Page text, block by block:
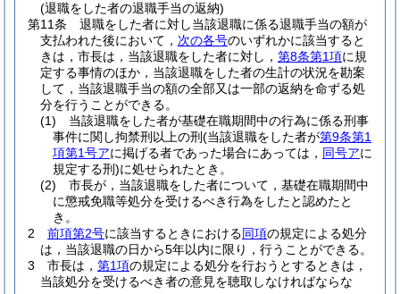
(退職をした者の退職手当の返納)
第11条
退職をした者に対し当該退職に係る退職手当の額が
支払われた後において， 次の各号のいずれかに該当すると
きは，市長は，当該退職をした者に対し， 第8条第1項に規
定する事情のほか，当該退職をした者の生計の状況を勘案
して，当該退職手当の額の全部又は一部の返納を命ずる処
分を行うことができる。
(1)
当該退職をした者が基礎在職期間中の行為に係る刑事
事件に関し拘禁刑以上の刑(当該退職をした者が第9条第1
項第1号アに掲げる者であった場合にあっては， 同号アに
規定する刑)に処せられたとき。
(2)
市長が，当該退職をした者について，基礎在職期間中
に懲戒免職等処分を受けるべき行為をしたと認めたと
き。
2
前項第2号に該当するときにおける同項の規定による処分
は，当該退職の日から5年以内に限り，行うことができる。
3
市長は， 第1項の規定による処分を行おうとするときは，
当該処分を受けるべき者の意見を聴取しなければならな